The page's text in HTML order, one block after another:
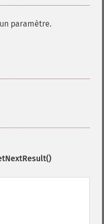
paramètre.